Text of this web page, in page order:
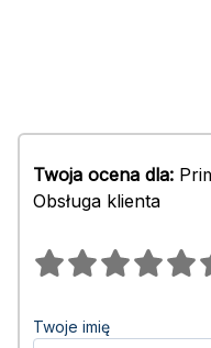
Twoja ocena dla:
Obsługa klienta
Twoje imię